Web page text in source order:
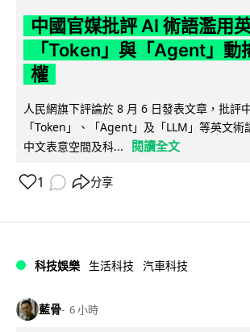
中國官媒批評 AI 術語濫用
「Token」與「Agent」動
權
人民網旗下評論於 8 月 6 日發表文章，批評
「Token」、「Agent」及「LLM」等英文術
中文表意空間及科...
閱讀全文
1 分享
科技娛樂 生活科技 汽車科技
藍骨 6 小時